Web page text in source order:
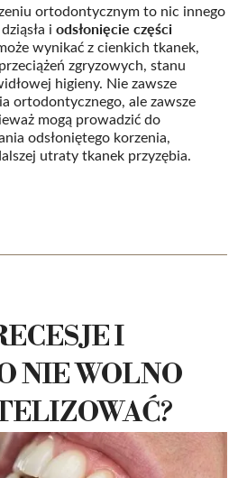
ortodontycznym to nic innego
iodsłonięcie części
wynikać z cienkich tkanek,
zgryzowych, stanu
higieny. Nie zawsze
ortodontycznego, ale zawsze
mogą prowadzić do
odsłoniętego korzenia,
utraty tkanek przyzębia.
I
NIE WOLNO